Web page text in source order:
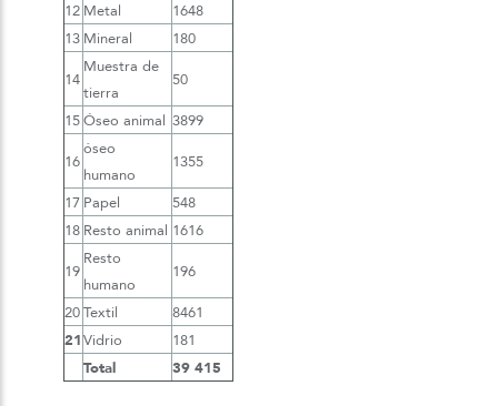
12 Metal
1648
13 Mineral 180
14
Muestra de
tierra
50
15Óseo animal 3899
16
óseo
humano
1355
17 Papel
548
18 Resto animal 1616
19
Resto
humano
196
20Textil
8461
21Vidrio
181
Total
39 415